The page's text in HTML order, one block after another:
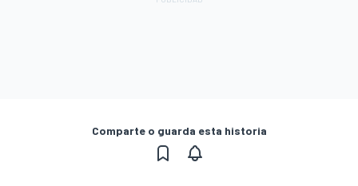
Comparte o guarda esta historia